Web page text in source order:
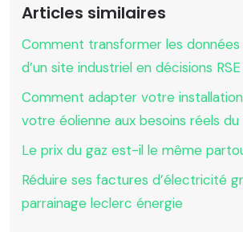
Articles similaires
Comment transformer les
d’un site industriel en décisions
Comment adapter votre
votre éolienne aux besoins réels du
Le prix du gaz est-il le même
Réduire ses factures d’électricité
parrainage leclerc énergie